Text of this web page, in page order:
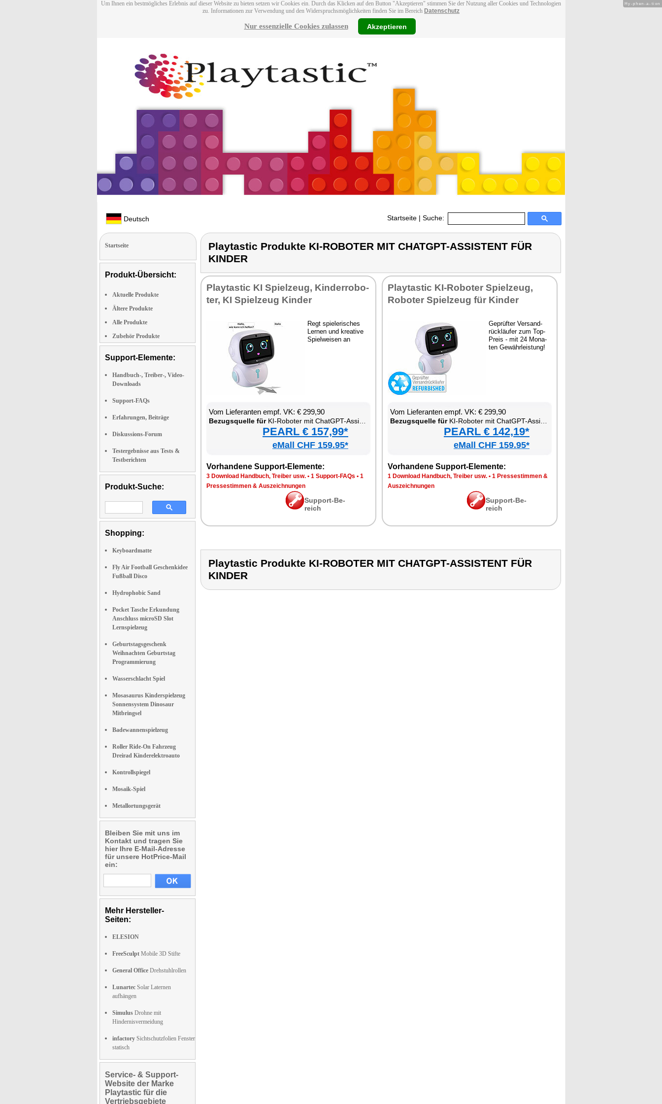
Um Ihnen ein bestmögliches Erlebnis auf dieser Website zu bieten setzen wir Cookies ein. Durch das Klicken auf den Button "Akzeptieren" stimmen Sie der Nutzung aller Cookies und Technologien
zu. Informationen zur Verwendung und den Widerspruchsmöglichkeiten finden Sie im Bereich Datenschutz
Nur essenzielle Cookies zulassen Akzeptieren
Deutsch Startseite | Suche:
Startseite
Produkt-Übersicht:
Aktuelle Produkte
Ältere Produkte
Alle Produkte
Zubehör Produkte
Support-Elemente:
Handbuch-, Treiber-, Video-
Downloads
Support-FAQs
Erfahrungen, Beiträge
Diskussions-Forum
Testergebnisse aus Tests &
Testberichten
Produkt-Suche:
Shopping:
Keyboardmatte
Fly Air Football Geschenkidee
Fußball Disco
Hydrophobic Sand
Pocket Tasche Erkundung
Anschluss microSD Slot
Lernspielzeug
Geburtstagsgeschenk
Weihnachten Geburtstag
Programmierung
Wasserschlacht Spiel
Mosasaurus Kinderspielzeug
Sonnensystem Dinosaur
Mitbringsel
Badewannenspielzeug
Roller Ride-On Fahrzeug
Dreirad Kinderelektroauto
Kontrollspiegel
Mosaik-Spiel
Metallortungsgerät
Bleiben Sie mit uns im
Kontakt und tragen Sie
hier Ihre E-Mail-Adresse
für unsere HotPrice-Mail
ein:
Mehr Hersteller-
Seiten:
ELESION
FreeSculpt Mobile 3D Stifte
General Office Drehstuhlrollen
Lunartec Solar Laternen
aufhängen
Simulus Drohne mit
Hindernisvermeidung
infactory Sichtschutzfolien Fenster
statisch
Service- & Support-
Website der Marke
Playtastic für die
Vertriebsgebiete
Playtastic Produkte KI-ROBOTER MIT CHATGPT-ASSISTENT FÜR
KINDER
Play­tas­tic KI Spiel­zeug, Kin­derr­o­bo­
ter, KI Spiel­zeug Kin­der
Regt spie­le­ri­sches
Ler­nen und krea­ti­ve
Spiel­wei­sen an
Vom Lie­fe­ran­ten empf. VK: € 299,90
Be­zugs­quel­le fürKI-Ro­bo­ter mit ChatGPT-As­sis­tent für Kin­der
PEARL € 157,99*
eMall CHF 159.95*
Vor­han­de­ne Sup­port-Ele­men­te:
3 Down­load Hand­buch, Trei­ber usw. • 1 Sup­port-FAQs • 1
Pres­se­stim­men & Aus­zeich­nun­gen
Sup­port-Be­
reich
Play­tas­tic KI-Ro­bo­ter Spiel­zeug,
Ro­bo­ter Spiel­zeug für Kin­der
Ge­prüf­ter Ver­sand­
rück­läu­fer zum Top-
Preis - mit 24 Mo­na­
ten Ge­währ­leis­tung!
Vom Lie­fe­ran­ten empf. VK: € 299,90
Be­zugs­quel­le fürKI-Ro­bo­ter mit ChatGPT-As­sis­tent für Kin­der
PEARL € 142,19*
eMall CHF 159.95*
Vor­han­de­ne Sup­port-Ele­men­te:
1 Down­load Hand­buch, Trei­ber usw. • 1 Pres­se­stim­men &
Aus­zeich­nun­gen
Sup­port-Be­
reich
Playtastic Produkte KI-ROBOTER MIT CHATGPT-ASSISTENT FÜR
KINDER
Hy-phen-a-tion